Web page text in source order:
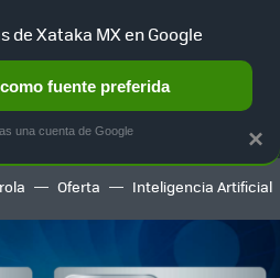
HOME AUTO TERRITORIO
Oferta Inteligencia Artificial
×
de Xataka MX en Google
fuente preferida
una cuenta de Google